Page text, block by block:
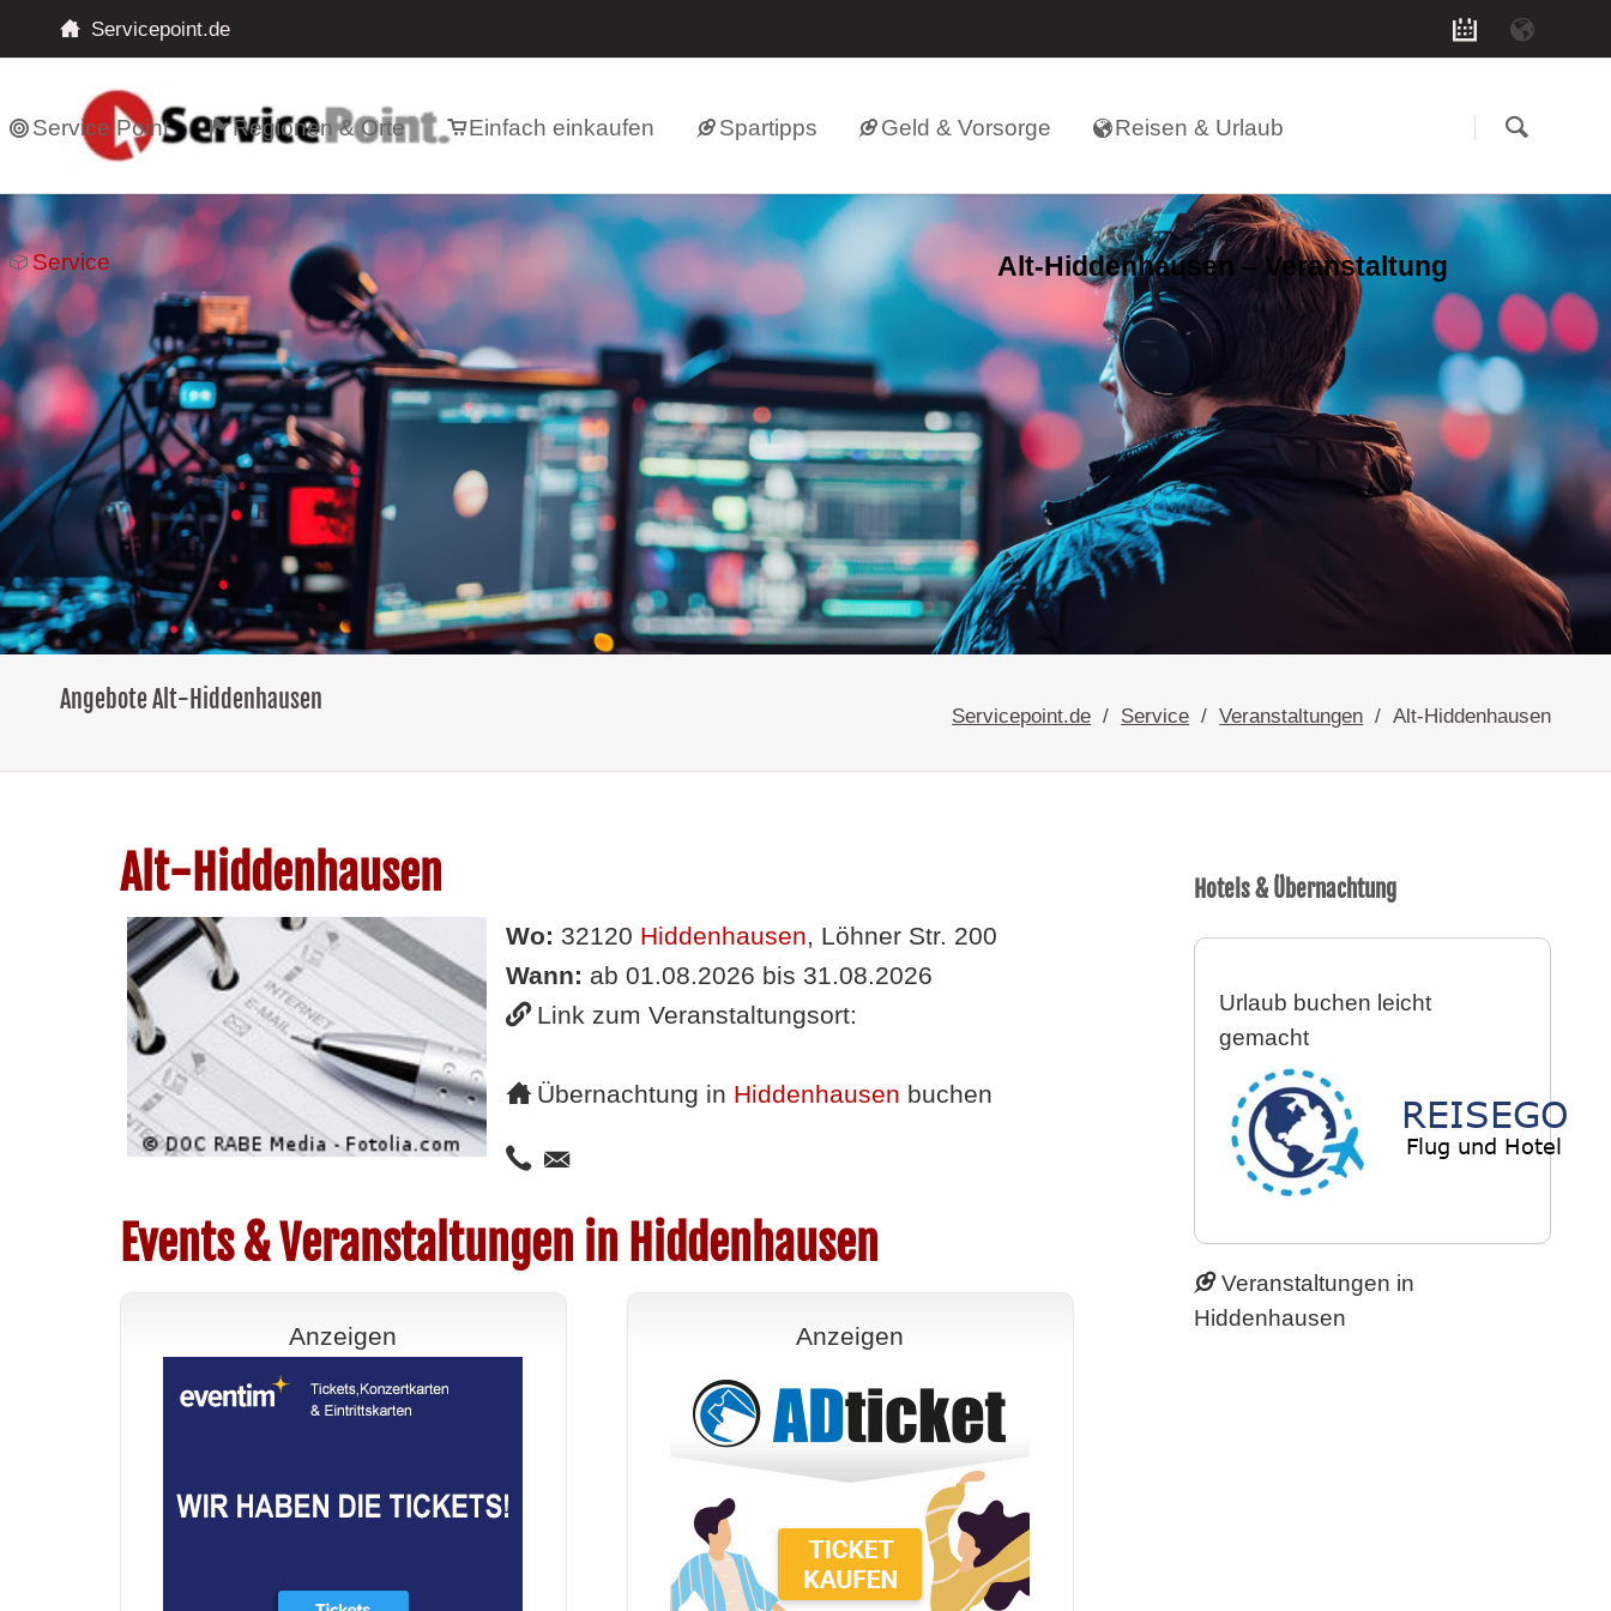
Servicepoint.de
Service Point Regionen & Orte Einfach einkaufen Spartipps Geld & Vorsorge Reisen & Urlaub
Service Alt-Hiddenhausen – Veranstaltung
Angebote Alt-Hiddenhausen
Servicepoint.de Service Veranstaltungen Alt-Hiddenhausen
Alt-Hiddenhausen
Wo: 32120 Hiddenhausen, Löhner Str. 200
Wann: ab 01.08.2026 bis 31.08.2026
Link zum Veranstaltungsort:
Übernachtung in Hiddenhausen buchen
Events & Veranstaltungen in Hiddenhausen
Anzeigen Anzeigen
Hotels & Übernachtung
Urlaub buchen leicht
gemacht
Veranstaltungen in
Hiddenhausen